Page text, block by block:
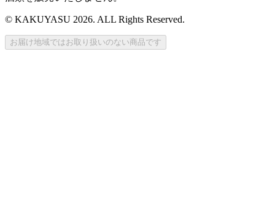
© KAKUYASU 2026. ALL Rights Reserved.
お届け地域ではお取り扱いのない商品です